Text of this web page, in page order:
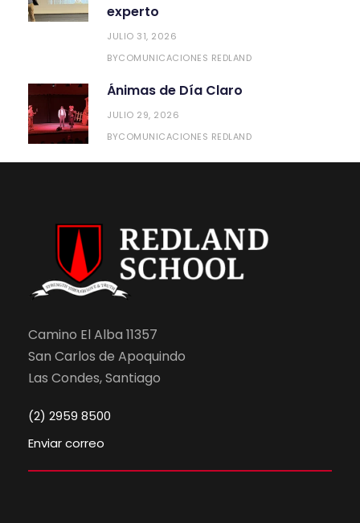
experto
JULIO 31, 2026
BYCOMUNICACIONES REDLAND
Ánimas de Día Claro
JULIO 29, 2026
BYCOMUNICACIONES REDLAND
Camino El Alba 11357
San Carlos de Apoquindo
Las Condes, Santiago
(2) 2959 8500
Enviar correo